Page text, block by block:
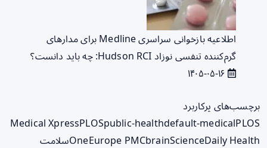
اطلاعیه بازخوانی سراسری Medline برای مدارهای
گرم‌کننده تنفسی نوزاد Hudson RCI: چه باید دانست؟
برچسب‌های پرکاربرد
Medical XpressPLOSpublic-healthdefault-medicalPLOS
OneEurope PMCbrainScienceDaily Health
سلامت